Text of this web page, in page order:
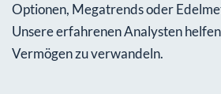
Optionen, Megatrends oder
Unsere erfahrenen Analysten
Vermögen zu verwandeln.